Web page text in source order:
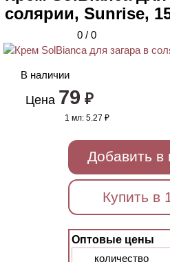
солярии, Sunrise,
0 / 0
В наличии
Цена 79 ₽
1 мл:5.27 ₽
Добавить в
Купить в
Оптовые цены
количество